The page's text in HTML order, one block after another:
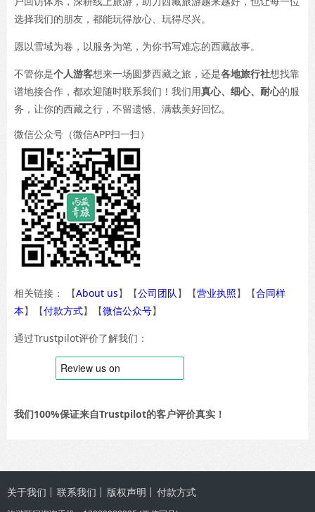
选择我们的朋友，都能玩得放心、玩得尽兴。
愿以雪域为卷，以服务为笔，为你书写难忘的西藏故事。
不管你是个人游客想来一场圆梦西藏之旅，还是各地旅行社想找靠
谱地接合作，都欢迎随时联系我们！我们用真心、细心、耐心的服
务，让你的西藏之行，不留遗憾、满载美好回忆。
微信公众号（微信APP扫一扫）
相关链接： 【About us】【公司团队】【营业执照】【合同样
本】【付款方式】【微信公众号】
通过Trustpilot评价了解我们：
我们100%保证来自Trustpilot的客户评价真实！
关于我们 联系我们 版权声明 付款方式